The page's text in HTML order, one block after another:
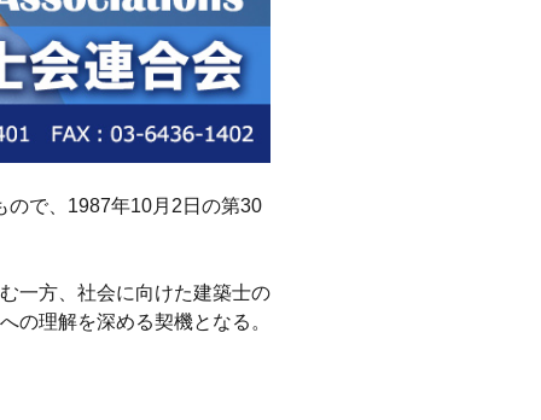
ので、1987年10月2日の第30
一方、社会に向けた建築士の
の理解を深める契機となる。